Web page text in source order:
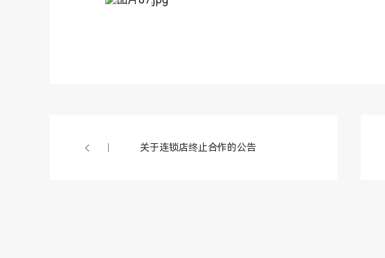
关于连锁店终止合作的公告